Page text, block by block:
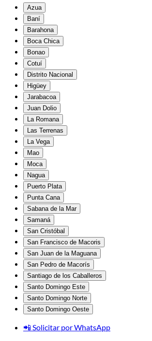
Azua
Baní
Barahona
Boca Chica
Bonao
Cotuí
Distrito Nacional
Higüey
Jarabacoa
Juan Dolio
La Romana
Las Terrenas
La Vega
Mao
Moca
Nagua
Puerto Plata
Punta Cana
Sabana de la Mar
Samaná
San Cristóbal
San Francisco de Macoris
San Juan de la Maguana
San Pedro de Macorís
Santiago de los Caballeros
Santo Domingo Este
Santo Domingo Norte
Santo Domingo Oeste
📲 Solicitar por WhatsApp